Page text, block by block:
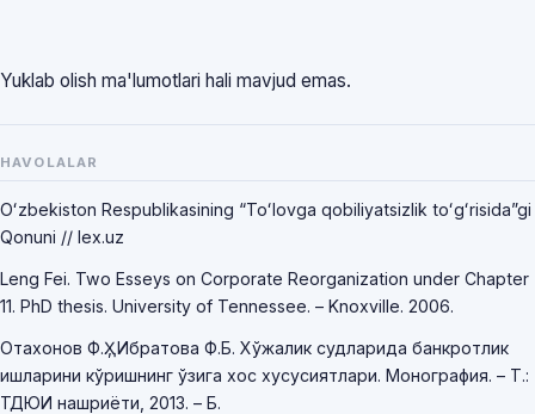
Yuklab olish ma'lumotlari hali mavjud emas.
HAVOLALAR
Oʻzbekiston Respublikasining “Toʻlovga qobiliyatsizlik toʻgʻrisida”gi
Qonuni // lex.uz
Leng Fei. Two Esseys on Corporate Reorganization under Chapter
11. PhD thesis. University of Tennessee. – Knoxville. 2006.
Отахонов Ф.Ҳ., Ибратова Ф.Б. Хўжалик судларида банкротлик
ишларини кўришнинг ўзига хос хусусиятлари. Монография. – Т.:
ТДЮИ нашриёти, 2013. – Б.